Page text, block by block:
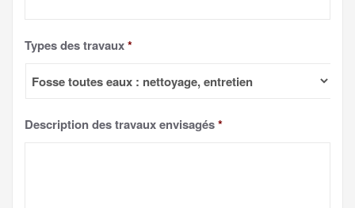
Types des travaux*
Description des travaux envisagés*